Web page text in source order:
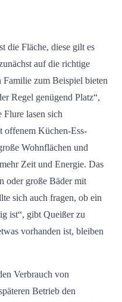
die Fläche, diese gilt es
auf die richtige
zum Beispiel bieten
Regel genügend Platz“,
lasen sich
offenem Küchen-Ess-
Wohnflächen und
Zeit und Energie. Das
oder große Bäder mit
sich auch fragen, ob ein
ist“, gibt Queißer zu
vorhanden ist, bleiben
Verbrauch von
Betrieb den